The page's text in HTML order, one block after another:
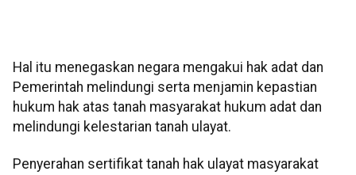
Hal itu menegaskan negara mengakui hak adat dan
Pemerintah melindungi serta menjamin kepastian
hukum hak atas tanah masyarakat hukum adat dan
melindungi kelestarian tanah ulayat.
Penyerahan sertifikat tanah hak ulayat masyarakat